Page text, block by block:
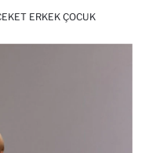
ERKEK ÇOCUK